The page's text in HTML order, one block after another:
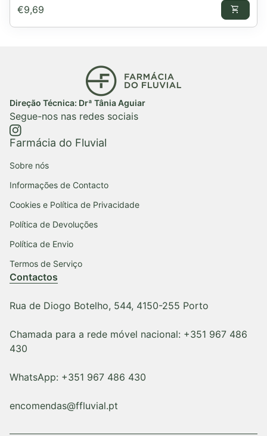
Preço normal
€9,69 shopping_cart
Início
Direção Técnica: Drª Tânia Aguiar
Segue-nos nas redes sociais
https://www.instagram.com/farmaciadofluvial/
(ligação abre num novo separador/janela)
(ligação abre num novo separador/janela)
Farmácia do Fluvial
Sobre nós
Informações de Contacto
Cookies e Política de Privacidade
Política de Devoluções
Política de Envio
Termos de Serviço
Contactos
Rua de Diogo Botelho, 544, 4150-255 Porto
Chamada para a rede móvel nacional: +351 967 486
430
WhatsApp: +351 967 486 430
encomendas@ffluvial.pt